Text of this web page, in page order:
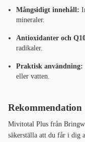
Mångsidigt innehåll:
mineraler.
Antioxidanter och
radikaler.
Praktisk användning:
eller vatten.
Rekommendation
Mivitotal Plus från
säkerställa att du får i dig